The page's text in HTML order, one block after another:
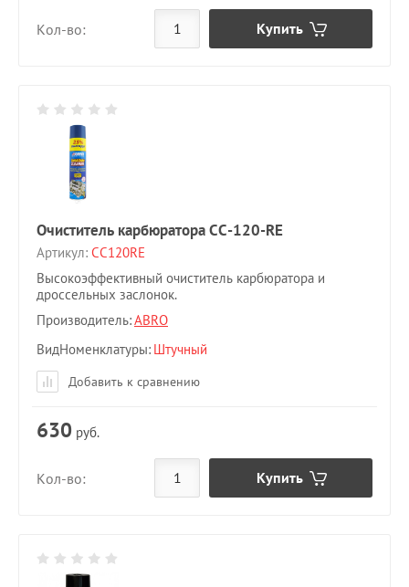
Кол-во: Купить
Очиститель карбюратора CC-120-RE
Артикул: CC120RE
Высокоэффективный очиститель карбюратора и
дроссельных заслонок.
Производитель:ABRO
ВидНоменклатуры Штучный
Добавить к сравнению
Кол-во:
630 руб.
Купить